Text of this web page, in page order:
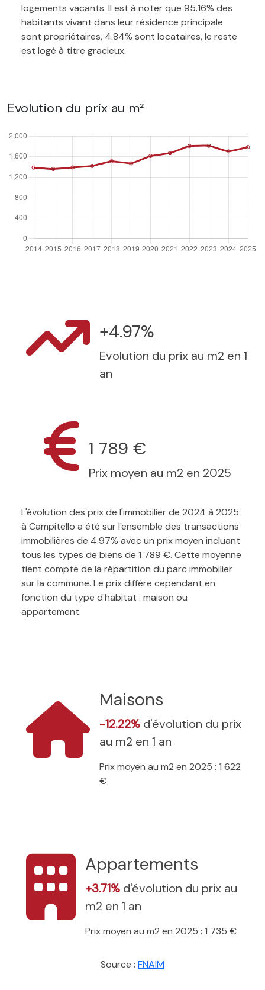
logements vacants. Il est à noter que 95.16% des
habitants vivant dans leur résidence principale
sont propriétaires, 4.84% sont locataires, le reste
est logé à titre gracieux.
Evolution du prix au m²
+4.97%
Evolution du prix au m2 en 1
an
1 789 €
Prix moyen au m2 en 2025
L'évolution des prix de l'immobilier de 2024 à 2025
à Campitello a été sur l'ensemble des transactions
immobilières de 4.97% avec un prix moyen incluant
tous les types de biens de 1 789 €. Cette moyenne
tient compte de la répartition du parc immobilier
sur la commune. Le prix diffère cependant en
fonction du type d'habitat : maison ou
appartement.
Maisons
-12.22% d'évolution du prix
au m2 en 1 an
Prix moyen au m2 en 2025 : 1 622
€
Appartements
+3.71% d'évolution du prix au
m2 en 1 an
Prix moyen au m2 en 2025 : 1 735 €
Source : FNAIM